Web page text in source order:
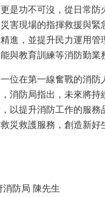
是功不可沒，從日常防
害現場的指揮救援與緊
進，並提升民力運用管
與教育訓練等消防勤業
位在第一線奮戰的消防
消防局指出，未來將持
以提升消防工作的服務
災救護服務，創造新好
防局 陳先生